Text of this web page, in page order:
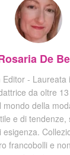
De
- Laureata
da oltre
mondo della
e di
esigenza.
francobolli e